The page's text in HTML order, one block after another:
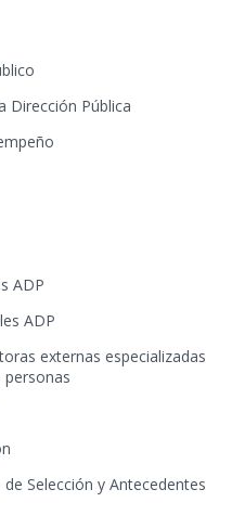
Dirección Pública
ADP
ADP
externas especializadas
Selección y Antecedentes